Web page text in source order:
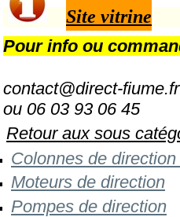
Site vitrine
Pour info ou
contact@direct-fiume.fr
ou 06 03 93 06 45
Retour aux sous
Colonnes de
M oteurs de direction
Pompes de direction